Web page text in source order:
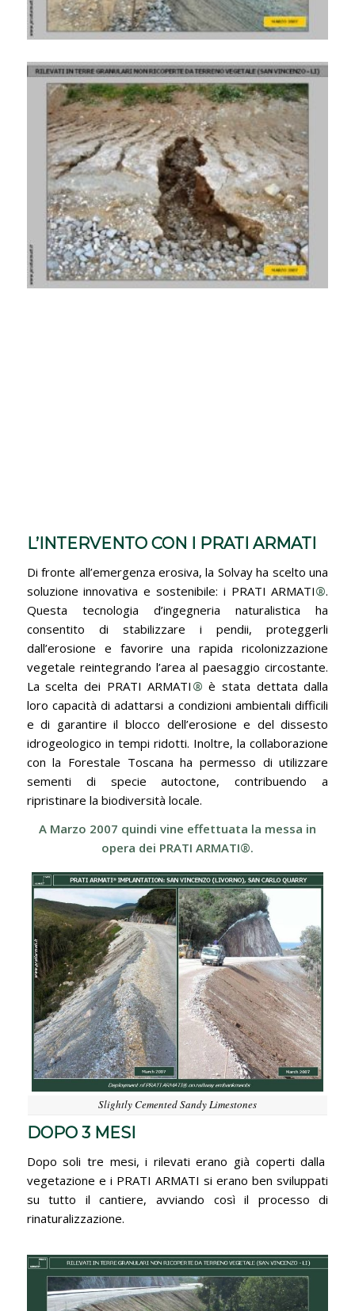
L’INTERVENTO CON I PRATI ARMATI
Di fronte all’emergenza erosiva, la Solvay ha scelto una
soluzione innovativa e sostenibile: i PRATI ARMATI®.
Questa tecnologia d’ingegneria naturalistica ha
consentito di stabilizzare i pendii, proteggerli
dall’erosione e favorire una rapida ricolonizzazione
vegetale reintegrando l’area al paesaggio circostante.
La scelta dei PRATI ARMATI ® è stata dettata dalla
loro capacità di adattarsi a condizioni ambientali difficili
e di garantire il blocco dell’erosione e del dissesto
idrogeologico in tempi ridotti. Inoltre, la collaborazione
con la Forestale Toscana ha permesso di utilizzare
sementi di specie autoctone, contribuendo a
ripristinare la biodiversità locale.
A Marzo 2007 quindi vine effettuata la messa in
opera dei PRATI ARMATI®.
Slightly Cemented Sandy Limestones
DOPO 3 MESI
Dopo soli tre mesi, i rilevati erano già coperti dalla
vegetazione e i PRATI ARMATI si erano ben sviluppati
su tutto il cantiere, avviando così il processo di
rinaturalizzazione.